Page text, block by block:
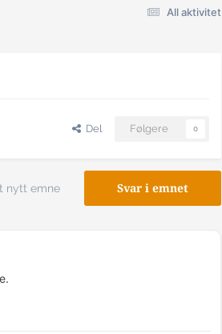
All aktivitet
Del Følgere 0
Svar i emnet
nytt emne